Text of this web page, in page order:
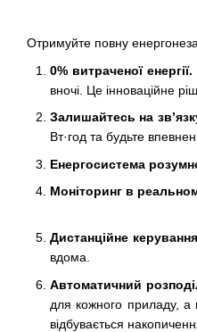
Отримуйте повну
0% витраченої енергії.
вночі. Це інноваційне
Залишайтесь на
Вт·год та будьте
Енергосистема
Моніторинг в
Дистанційне
вдома.
Автоматичний
для кожного приладу, а
відбувається